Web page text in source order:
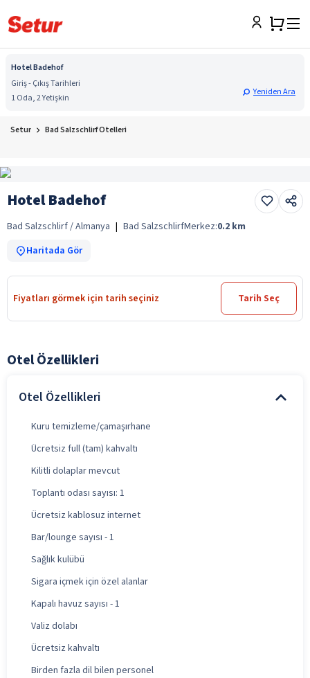
Hotel Badehof
Giriş - Çıkış Tarihleri
1 Oda, 2 Yetişkin
Yeniden Ara
Setur Bad Salzschlirf Otelleri
Hotel Badehof
Bad Salzschlirf / Almanya | Bad SalzschlirfMerkez:0.2 km
Haritada Gör
Fiyatları görmek için tarih seçiniz Tarih Seç
Otel Özellikleri
Otel Özellikleri
Kuru temizleme/çamaşırhane
Ücretsiz full (tam) kahvaltı
Kilitli dolaplar mevcut
Toplantı odası sayısı: 1
Ücretsiz kablosuz internet
Bar/lounge sayısı - 1
Sağlık kulübü
Sigara içmek için özel alanlar
Kapalı havuz sayısı - 1
Valiz dolabı
Ücretsiz kahvaltı
Birden fazla dil bilen personel